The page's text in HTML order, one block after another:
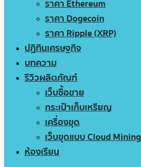
ราคา Ethereum
ราคา Dogecoin
ราคา Ripple (XRP)
ปฏิทินเศรษฐกิจ
บทความ
รีวิวผลิตภัณฑ์
เว็บซื้อขาย
กระเป๋าเก็บเหรียญ
เครื่องขุด
เว็บขุดแบบ Cloud Mining
ห้องเรียน